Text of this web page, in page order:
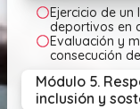
Ejercicio de
deportivos en
Evaluación y
consecución
Módulo 5.
inclusión y